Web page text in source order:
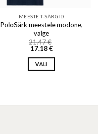
MEESTE T-SÄRGID
PoloSärk meestele modone,
valge
21.47€
17.18€
VALI
multiple